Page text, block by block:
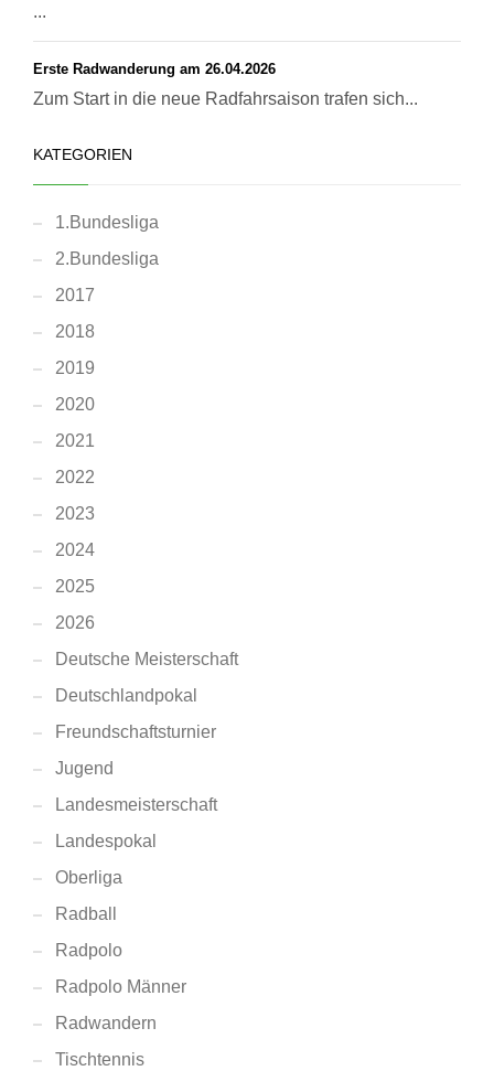
...
Erste Radwanderung am 26.04.2026
Zum Start in die neue Radfahrsaison trafen sich...
KATEGORIEN
1.Bundesliga
2.Bundesliga
2017
2018
2019
2020
2021
2022
2023
2024
2025
2026
Deutsche Meisterschaft
Deutschlandpokal
Freundschaftsturnier
Jugend
Landesmeisterschaft
Landespokal
Oberliga
Radball
Radpolo
Radpolo Männer
Radwandern
Tischtennis